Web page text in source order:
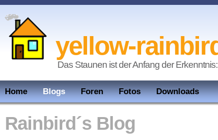
yellow-
Das Staunen ist der Anfang der
Home Blogs Foren Fotos Downloads
Rainbird´s Blog